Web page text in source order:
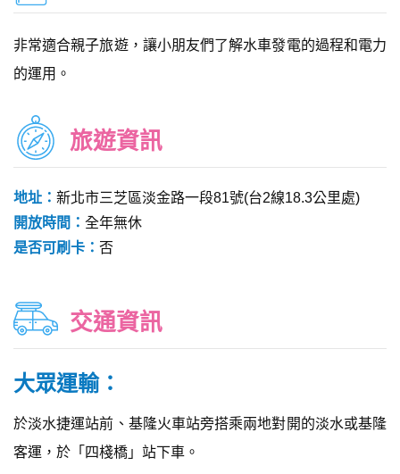
非常適合親子旅遊，讓小朋友們了解水車發電的過程和電力
的運用。
旅遊資訊
地址： 新北市三芝區淡金路一段81號(台2線18.3公里處)
開放時間： 全年無休
是否可刷卡： 否
交通資訊
大眾運輸：
於淡水捷運站前、基隆火車站旁搭乘兩地對開的淡水或基隆
客運，於「四棧橋」站下車。